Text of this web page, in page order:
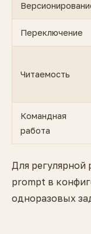
Переключение
Читаемость
Командная
работа
Для
prompt в
одноразовых